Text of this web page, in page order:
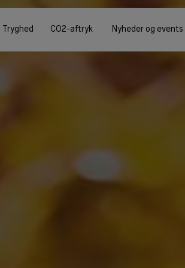
Tryghed CO2-aftryk Nyheder og events